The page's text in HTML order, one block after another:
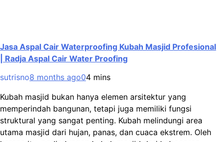
Jasa Aspal Cair Waterproofing Kubah Masjid Profesional
| Radja Aspal Cair Water Proofing
sutrisno8 months ago04 mins
Kubah masjid bukan hanya elemen arsitektur yang
memperindah bangunan, tetapi juga memiliki fungsi
struktural yang sangat penting. Kubah melindungi area
utama masjid dari hujan, panas, dan cuaca ekstrem. Oleh